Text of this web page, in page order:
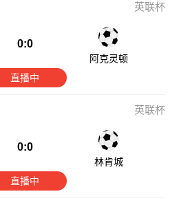
英联杯
0:0
阿克灵顿
直播中
英联杯
0:0
林肯城
直播中